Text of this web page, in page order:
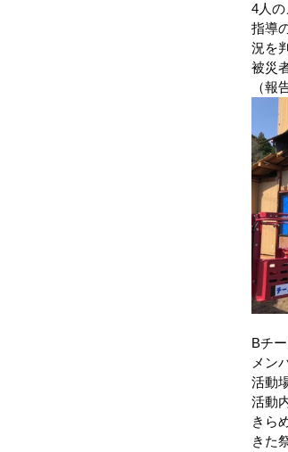
令和3年8月豪
令和元年九州
4人
指導
況を
被災
（報
Bチ
メン
活動
活動
きら
きた